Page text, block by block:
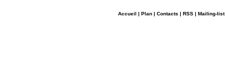
Accueil | Plan | Contacts | RSS | Mailing-list